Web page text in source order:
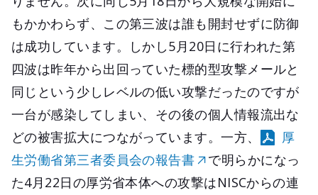
もかかわらず、この第三波は誰も開封せずに防御
は成功しています。しかし5月20日に行われた第
四波は昨年から出回っていた標的型攻撃メールと
同じという少しレベルの低い攻撃だったのですが
一台が感染してしまい、その後の個人情報流出な
どの被害拡大につながっています。一方、
厚
生労働省第三者委員会の報告書
で明らかになっ
た4月22日の厚労省本体への攻撃はNISCからの連